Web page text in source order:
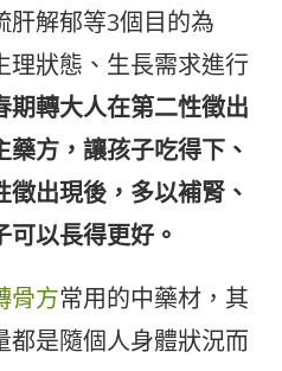
肝解郁等3個目的為
理狀態、生長需求進行
期轉大人在第二性徵出
方，讓孩子吃得下、
出現後，多以補腎、
以長得更好。
骨方常用的中藥材，其
都是隨個人身體狀況而